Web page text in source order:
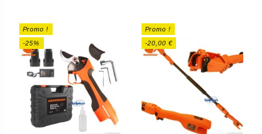
Promo !
-25%
Promo !
-20,00 €